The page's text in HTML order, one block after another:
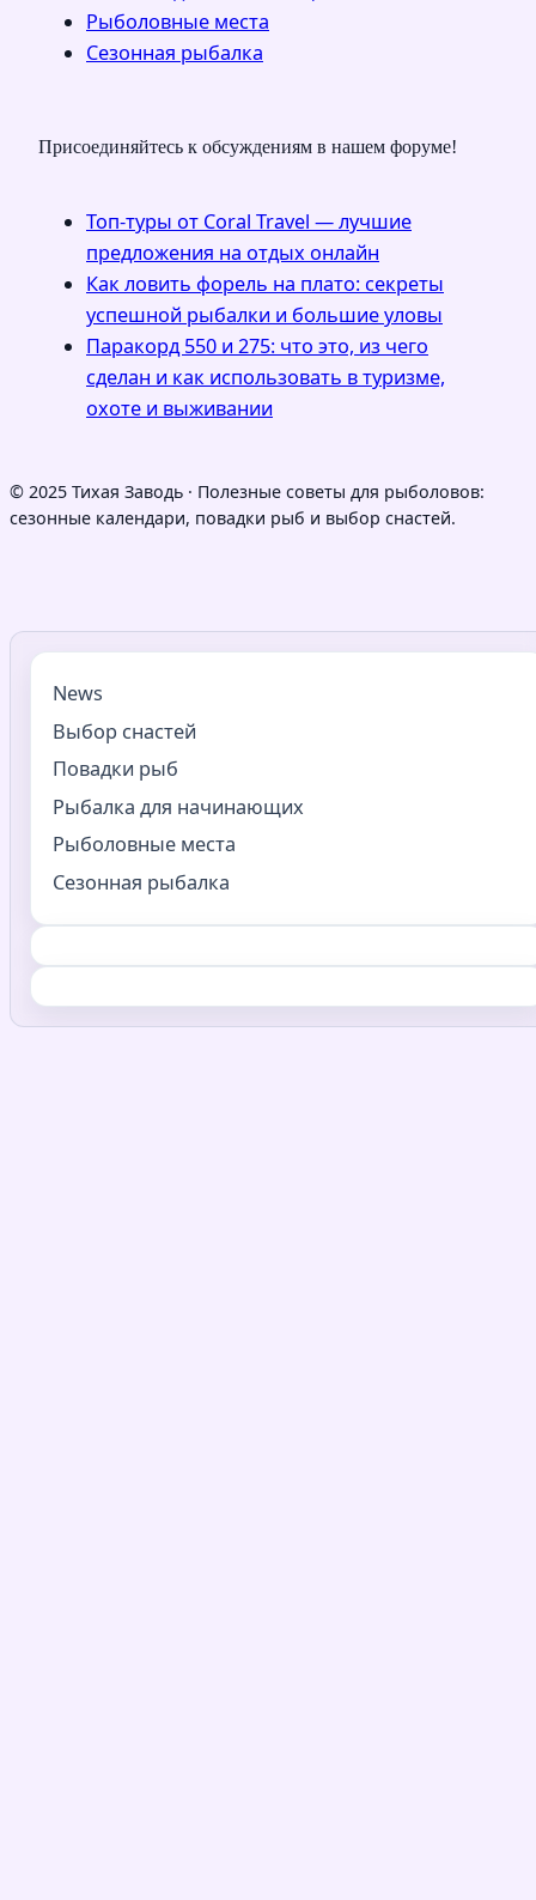
Рыболовные места
Сезонная рыбалка
Присоединяйтесь к обсуждениям в нашем форуме!
Топ-туры от Coral Travel — лучшие
предложения на отдых онлайн
Как ловить форель на плато: секреты
успешной рыбалки и большие уловы
Паракорд 550 и 275: что это, из чего
сделан и как использовать в туризме,
охоте и выживании
© 2025 Тихая Заводь · Полезные советы для рыболовов:
сезонные календари, повадки рыб и выбор снастей.
News
Выбор снастей
Повадки рыб
Рыбалка для начинающих
Рыболовные места
Сезонная рыбалка